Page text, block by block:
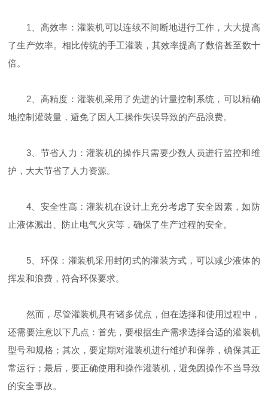
1、高效率：灌装机可以连续不间断地进行工作，大大提高
了生产效率。相比传统的手工灌装，其效率提高了数倍甚至数十
倍。
2、高精度：灌装机采用了先进的计量控制系统，可以精确
地控制灌装量，避免了因人工操作失误导致的产品浪费。
3、节省人力：灌装机的操作只需要少数人员进行监控和维
护，大大节省了人力资源。
4、安全性高：灌装机在设计上充分考虑了安全因素，如防
止液体溅出、防止电气火灾等，确保了生产过程的安全。
5、环保：灌装机采用封闭式的灌装方式，可以减少液体的
挥发和浪费，符合环保要求。
然而，尽管灌装机具有诸多优点，但在选择和使用过程中，
还需要注意以下几点：首先，要根据生产需求选择合适的灌装机
型号和规格；其次，要定期对灌装机进行维护和保养，确保其正
常运行；最后，要正确使用和操作灌装机，避免因操作不当导致
的安全事故。